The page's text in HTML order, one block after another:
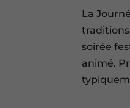
La
soirée
animé.